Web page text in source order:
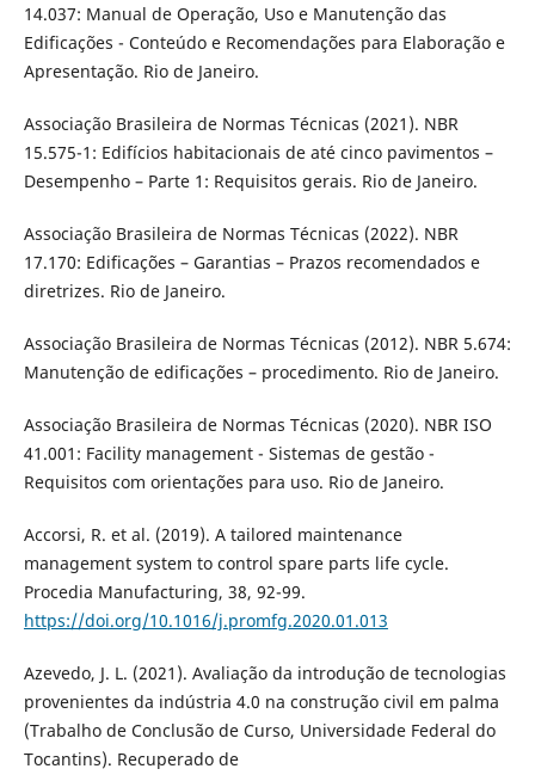
14.037: Manual de Operação, Uso e Manutenção das
Edificações - Conteúdo e Recomendações para Elaboração e
Apresentação. Rio de Janeiro.
Associação Brasileira de Normas Técnicas (2021). NBR
15.575-1: Edifícios habitacionais de até cinco pavimentos –
Desempenho – Parte 1: Requisitos gerais. Rio de Janeiro.
Associação Brasileira de Normas Técnicas (2022). NBR
17.170: Edificações – Garantias – Prazos recomendados e
diretrizes. Rio de Janeiro.
Associação Brasileira de Normas Técnicas (2012). NBR 5.674:
Manutenção de edificações – procedimento. Rio de Janeiro.
Associação Brasileira de Normas Técnicas (2020). NBR ISO
41.001: Facility management - Sistemas de gestão -
Requisitos com orientações para uso. Rio de Janeiro.
Accorsi, R. et al. (2019). A tailored maintenance
management system to control spare parts life cycle.
Procedia Manufacturing, 38, 92-99.
https://doi.org/10.1016/j.promfg.2020.01.013
Azevedo, J. L. (2021). Avaliação da introdução de tecnologias
provenientes da indústria 4.0 na construção civil em palma
(Trabalho de Conclusão de Curso, Universidade Federal do
Tocantins). Recuperado de